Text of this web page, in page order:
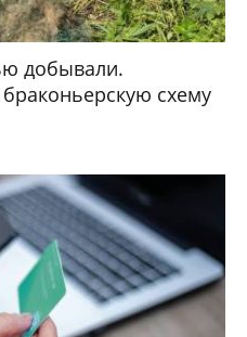
добывали.
схему